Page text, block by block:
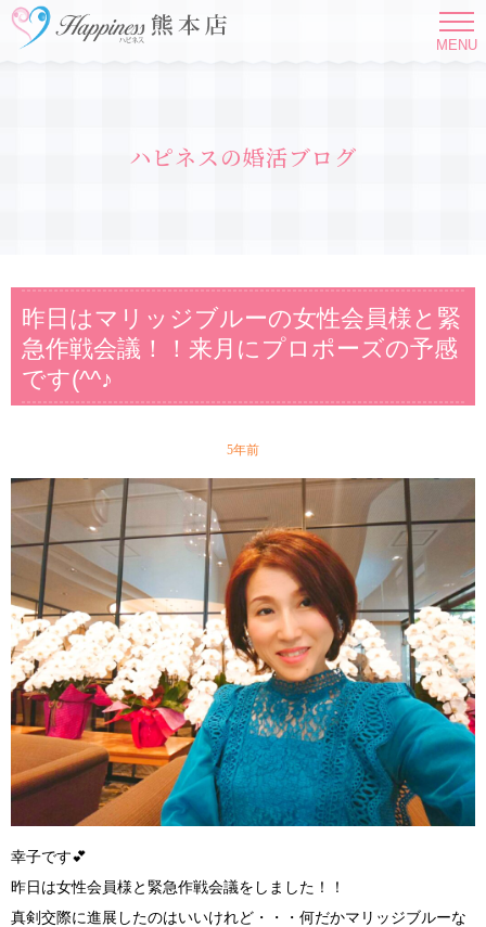
MENU
ハピネスの婚活ブログ
昨日はマリッジブルーの女性会員様と緊
急作戦会議！！来月にプロポーズの予感
です(^^♪
5年前
幸子です💕
昨日は女性会員様と緊急作戦会議をしました！！
真剣交際に進展したのはいいけれど・・・何だかマリッジブルーな